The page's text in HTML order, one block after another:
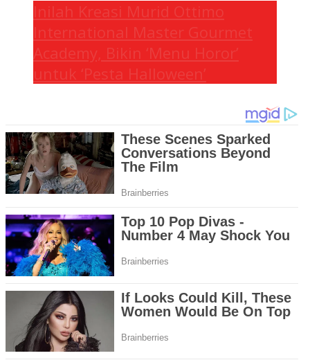
Inilah Kreasi Murid Ottimo
International Master Gourmet
Academy, Bikin ‘Menu Horor’
untuk ‘Pesta Halloween’